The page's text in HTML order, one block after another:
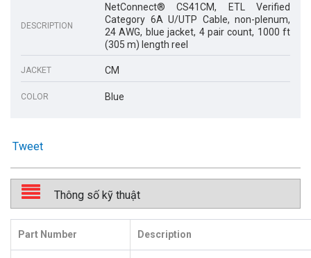
DESCRIPTION
NetConnect® CS41CM, ETL Verified
Category 6A U/UTP Cable, non-plenum,
24 AWG, blue jacket, 4 pair count, 1000 ft
(305 m) length reel
JACKET CM
COLOR Blue
Tweet
Thông số kỹ thuật
Part Number Description